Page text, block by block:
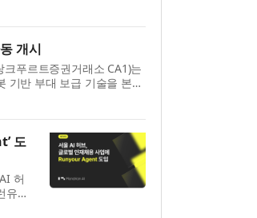
area - marking the
개시
푸르트증권거래소 CA1)는
기반 부대 보급 기술을 본격
식 보급 시스...
도
허
유어
대